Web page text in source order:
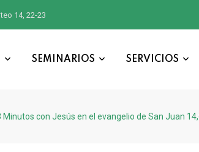
14, 22-23
SEMINARIOS SERVICIOS
Minutos con Jesús en el evangelio de San Juan